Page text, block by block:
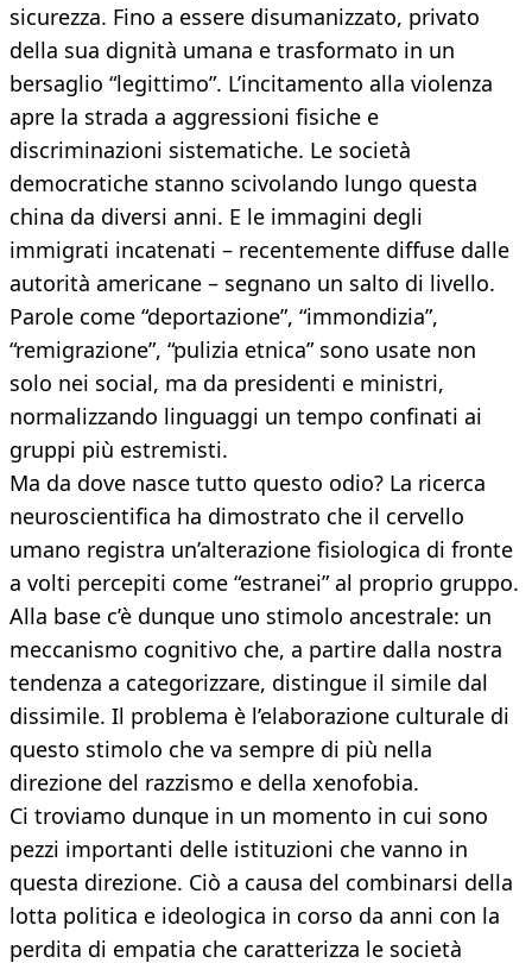
sicurezza. Fino a essere disumanizzato, privato
della sua dignità umana e trasformato in un
bersaglio “legittimo”. L’incitamento alla violenza
apre la strada a aggressioni fisiche e
discriminazioni sistematiche. Le società
democratiche stanno scivolando lungo questa
china da diversi anni. E le immagini degli
immigrati incatenati – recentemente diffuse dalle
autorità americane – segnano un salto di livello.
Parole come “deportazione”, “immondizia”,
“remigrazione”, “pulizia etnica” sono usate non
solo nei social, ma da presidenti e ministri,
normalizzando linguaggi un tempo confinati ai
gruppi più estremisti.
Ma da dove nasce tutto questo odio? La ricerca
neuroscientifica ha dimostrato che il cervello
umano registra un’alterazione fisiologica di fronte
a volti percepiti come “estranei” al proprio gruppo.
Alla base c’è dunque uno stimolo ancestrale: un
meccanismo cognitivo che, a partire dalla nostra
tendenza a categorizzare, distingue il simile dal
dissimile. Il problema è l’elaborazione culturale di
questo stimolo che va sempre di più nella
direzione del razzismo e della xenofobia.
Ci troviamo dunque in un momento in cui sono
pezzi importanti delle istituzioni che vanno in
questa direzione. Ciò a causa del combinarsi della
lotta politica e ideologica in corso da anni con la
perdita di empatia che caratterizza le società